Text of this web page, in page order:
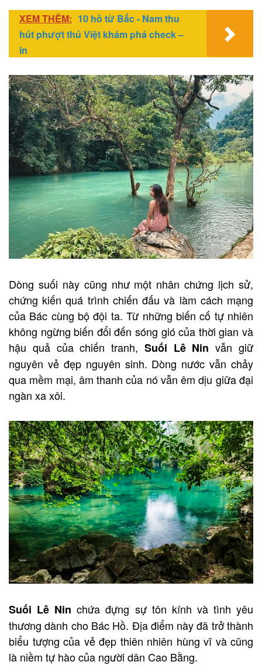
XEM THÊM: 10 hồ từ Bắc - Nam thu
hút phượt thủ Việt khám phá check –
in
Dòng suối này cũng như một nhân chứng lịch sử,
chứng kiến quá trình chiến đấu và làm cách mạng
của Bác cùng bộ đội ta. Từ những biến cố tự nhiên
không ngừng biến đổi đến sóng gió của thời gian và
hậu quả của chiến tranh, Suối Lê Nin vẫn giữ
nguyên vẻ đẹp nguyên sinh. Dòng nước vẫn chảy
qua mềm mại, âm thanh của nó vẫn êm dịu giữa đại
ngàn xa xôi.
Suối Lê Ninchứa đựng sự tôn kính và tình yêu
thương dành cho Bác Hồ. Địa điểm này đã trở thành
biểu tượng của vẻ đẹp thiên nhiên hùng vĩ và cũng
là niềm tự hào của người dân Cao Bằng.